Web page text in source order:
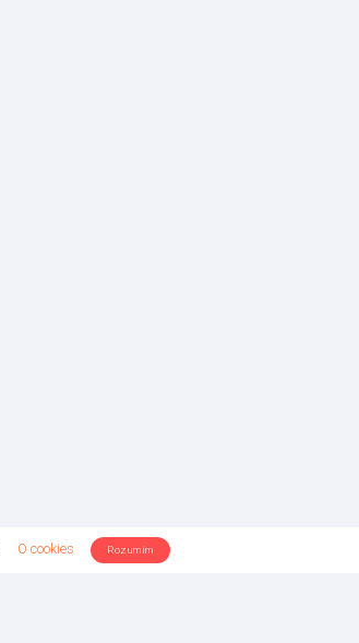
O cookies Rozumím